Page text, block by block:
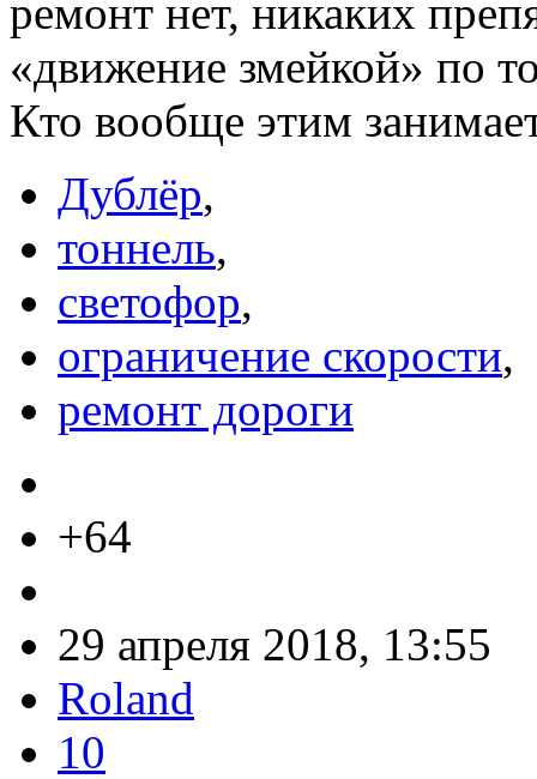
ремонт нет, никаких
«движение змейкой» по
Кто вообще этим
Дублёр,
тоннель,
светофор,
ограничение скорости,
ремонт дороги
+64
29 апреля 2018, 13:55
Roland
10